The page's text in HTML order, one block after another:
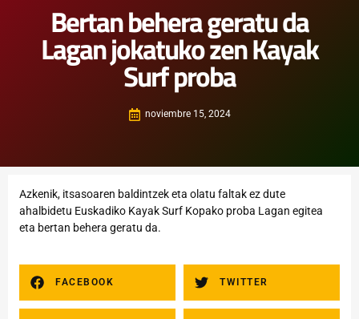
Bertan behera geratu da
Lagan jokatuko zen Kayak
Surf proba
noviembre 15, 2024
Azkenik, itsasoaren baldintzek eta olatu faltak ez dute
ahalbidetu Euskadiko Kayak Surf Kopako proba Lagan egitea
eta bertan behera geratu da.
FACEBOOK TWITTER